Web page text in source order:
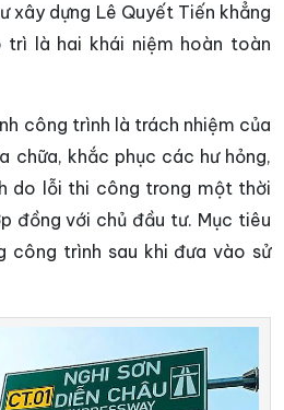
xây dựng Lê Quyết Tiến khẳng
trì là hai khái niệm hoàn toàn
công trình là trách nhiệm của
chữa, khắc phục các hư hỏng,
do lỗi thi công trong một thời
đồng với chủ đầu tư. Mục tiêu
công trình sau khi đưa vào sử